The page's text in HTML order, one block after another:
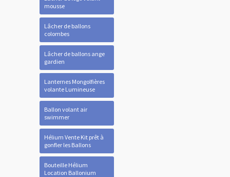
mousse
Lâcher de ballons
colombes
Lâcher de ballons ange
gardien
Lanternes Mongolfières
volante Lumineuse
Ballon volant air
swimmer
Hélium Vente Kit prêt à
gonfler les Ballons
Bouteille Hélium
Location Ballonium